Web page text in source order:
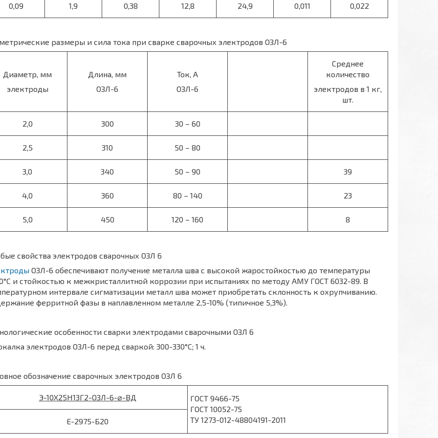
0,09 1,9 0,38 12,8 24,9 0,011 0,022
размеры и сила тока при сварке сварочных электродов ОЗЛ-6
Диаметр, мм
электроды
Длина, мм
ОЗЛ-6
Ток, А
ОЗЛ-6
Среднее
количество
электродов в 1 кг,
шт.
2,0 300 30 – 60
2,5 310 50 – 80
3,0 340 50 – 90 39
4,0 360 80 – 140 23
5,0 450 120 – 160 8
свойства электродов сварочных ОЗЛ 6
ОЗЛ-6 обеспечивают получение металла шва с высокой жаростойкостью до температуры
и стойкостью к межкристаллитной коррозии при испытаниях по методу АМУ ГОСТ 6032-89. В
интервале сигматизации металл шва может приобретать склонность к охрупчиванию.
ферритной фазы в наплавленном металле 2,5-10% (типичное 5,3%).
особенности сварки электродами сварочными ОЗЛ 6
электродов ОЗЛ-6 перед сваркой: 300-330°С; 1 ч.
обозначение сварочных электродов ОЗЛ 6
Э-10Х25Н13Г2-ОЗЛ-6-⌀-ВД
ГОСТ 9466-75
ГОСТ 10052-75
ТУ 1273-012-48804191-2011
Е-2975-Б20